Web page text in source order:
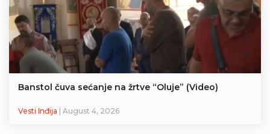
Banstol čuva sećanje na žrtve “Oluje” (Video)
Vesti Inđija | August 4, 2026